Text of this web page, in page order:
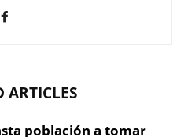
ARTICLES
población a tomar